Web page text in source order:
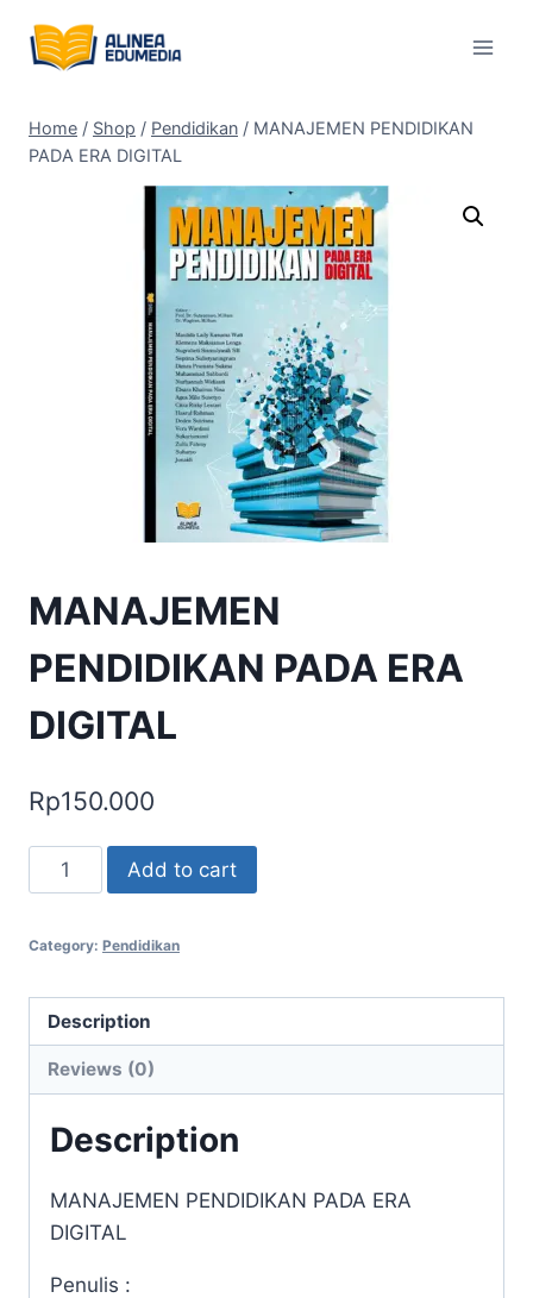
content
Home / Shop / Pendidikan / MANAJEMEN PENDIDIKAN
PADA ERA DIGITAL
MANAJEMEN
PENDIDIKAN PADA ERA
DIGITAL
Rp150.000
MANAJEMEN
PENDIDIKAN
ERA
quantity
Add to cart
Category: Pendidikan
Description
Reviews (0)
Description
MANAJEMEN PENDIDIKAN PADA ERA
DIGITAL
Penulis :